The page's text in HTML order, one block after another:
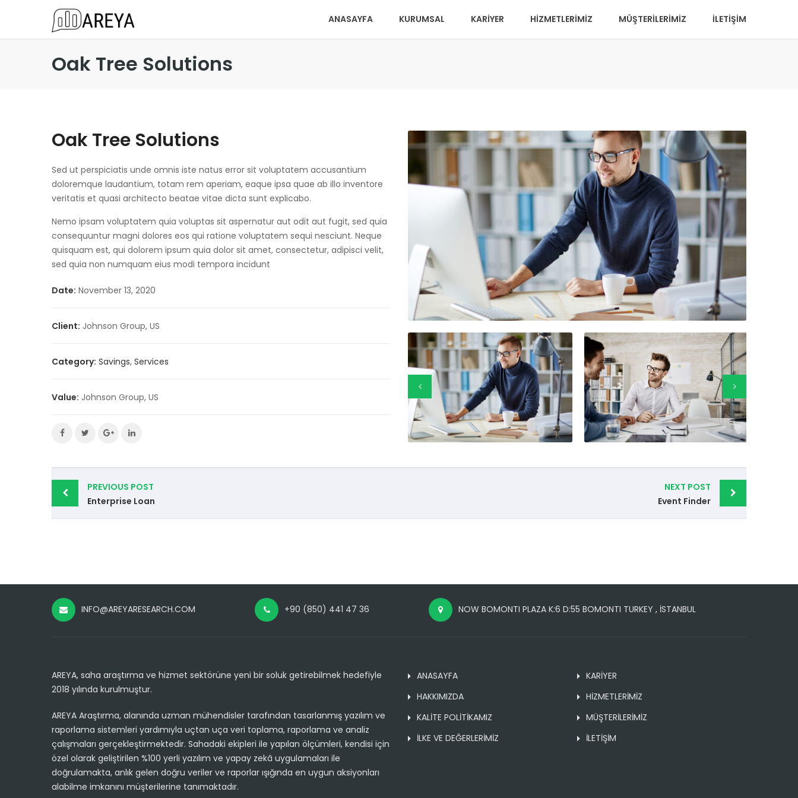
ANASAYFA KURUMSAL KARİYER HİZMETLERİMİZ MÜŞTERİLERİMİZ İLETİŞİM
Oak Tree Solutions
Oak Tree Solutions
Sed ut perspiciatis unde omnis iste natus error sit voluptatem accusantium
doloremque laudantium, totam rem aperiam, eaque ipsa quae ab illo inventore
veritatis et quasi architecto beatae vitae dicta sunt explicabo.
Nemo ipsam voluptatem quia voluptas sit aspernatur aut odit aut fugit, sed quia
consequuntur magni dolores eos qui ratione voluptatem sequi nesciunt. Neque
quisquam est, qui dolorem ipsum quia dolor sit amet, consectetur, adipisci velit,
sed quia non numquam eius modi tempora incidunt
Date: November 13, 2020
Client: Johnson Group, US
Category: Savings, Services
Value: Johnson Group, US
Post
navigation
PREVIOUS POST
Enterprise Loan
NEXT POST
Event Finder
INFO@AREYARESEARCH.COM +90 (850) 441 47 36 NOW BOMONTI PLAZA K:6 D:55 BOMONTI TURKEY , İSTANBUL
AREYA, saha araştırma ve hizmet sektörüne yeni bir soluk getirebilmek hedefiyle
2018 yılında kurulmuştur.
AREYA Araştırma, alanında uzman mühendisler tarafından tasarlanmış yazılım ve
raporlama sistemleri yardımıyla uçtan uça veri toplama, raporlama ve analiz
çalışmaları gerçekleştirmektedir. Sahadaki ekipleri ile yapılan ölçümleri, kendisi için
özel olarak geliştirilen %100 yerli yazılım ve yapay zekâ uygulamaları ile
doğrulamakta, anlık gelen doğru veriler ve raporlar ışığında en uygun aksiyonları
alabilme imkanını müşterilerine tanımaktadır.
ANASAYFA
KARİYER
HAKKIMIZDA
HİZMETLERİMİZ
KALİTE POLİTİKAMIZ
MÜŞTERİLERİMİZ
İLKE VE DEĞERLERİMİZ
İLETİŞİM